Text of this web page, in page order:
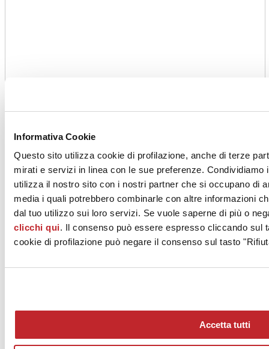
Informativa Cookie
Questo sito utilizza cookie di profilazione, anche di terze
mirati e servizi in linea con le sue preferenze.
utilizza il nostro sito con i nostri partner che si occupano di
media i quali potrebbero combinarle con altre informazioni
dal tuo utilizzo sui loro servizi. Se vuole saperne di più o
clicchi qui. Il consenso può essere espresso cliccando sul
cookie di profilazione può negare il consenso sul tasto
Accetta tutti